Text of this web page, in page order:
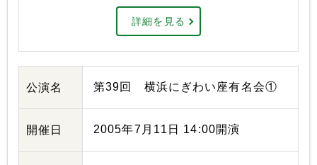
詳細を見る
公演名 第39回 横浜にぎわい座有名会①
開催日 2005年7月11日 14:00開演